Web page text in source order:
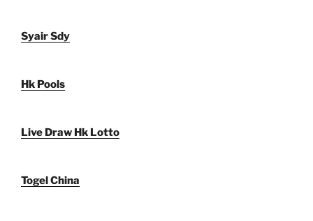
Syair Sdy
Hk Pools
Live Draw Hk Lotto
Togel China